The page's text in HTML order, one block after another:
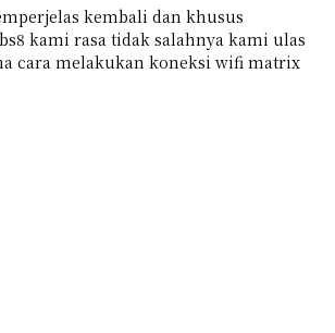
kembali dan khusus
kami rasa tidak salahnya kami ulas
cara melakukan koneksi wifi matrix